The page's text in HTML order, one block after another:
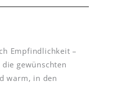
Empfindlichkeit –
gewünschten
warm, in den